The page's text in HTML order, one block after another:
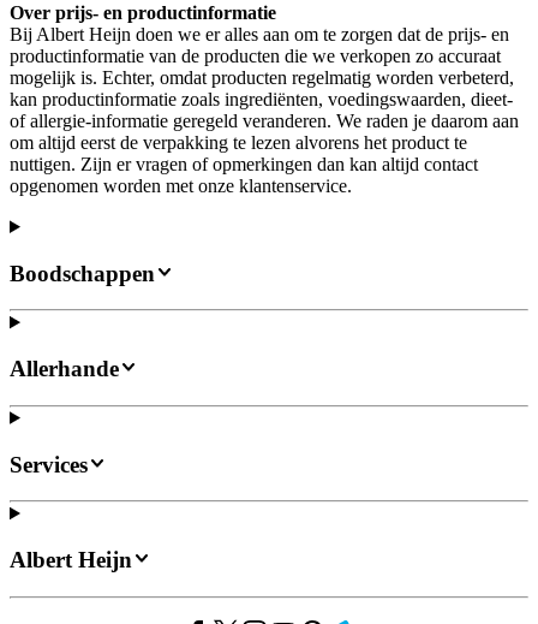
Over prijs- en productinformatie
Bij Albert Heijn doen we er alles aan om te zorgen dat de prijs- en
productinformatie van de producten die we verkopen zo accuraat
mogelijk is. Echter, omdat producten regelmatig worden verbeterd,
kan productinformatie zoals ingrediënten, voedingswaarden, dieet-
of allergie-informatie geregeld veranderen. We raden je daarom aan
om altijd eerst de verpakking te lezen alvorens het product te
nuttigen. Zijn er vragen of opmerkingen dan kan altijd contact
opgenomen worden met onze klantenservice.
Boodschappen
Allerhande
Services
Albert Heijn